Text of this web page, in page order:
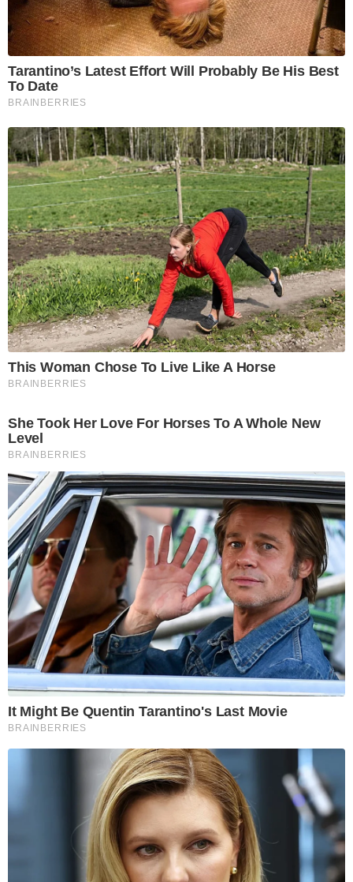
Tarantino’s Latest Effort Will Probably Be His Best
To Date
BRAINBERRIES
This Woman Chose To Live Like A Horse
BRAINBERRIES
She Took Her Love For Horses To A Whole New
Level
BRAINBERRIES
It Might Be Quentin Tarantino's Last Movie
BRAINBERRIES